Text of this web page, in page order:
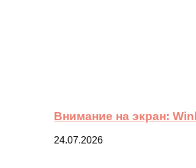
Внимание на экран:
24.07.2026